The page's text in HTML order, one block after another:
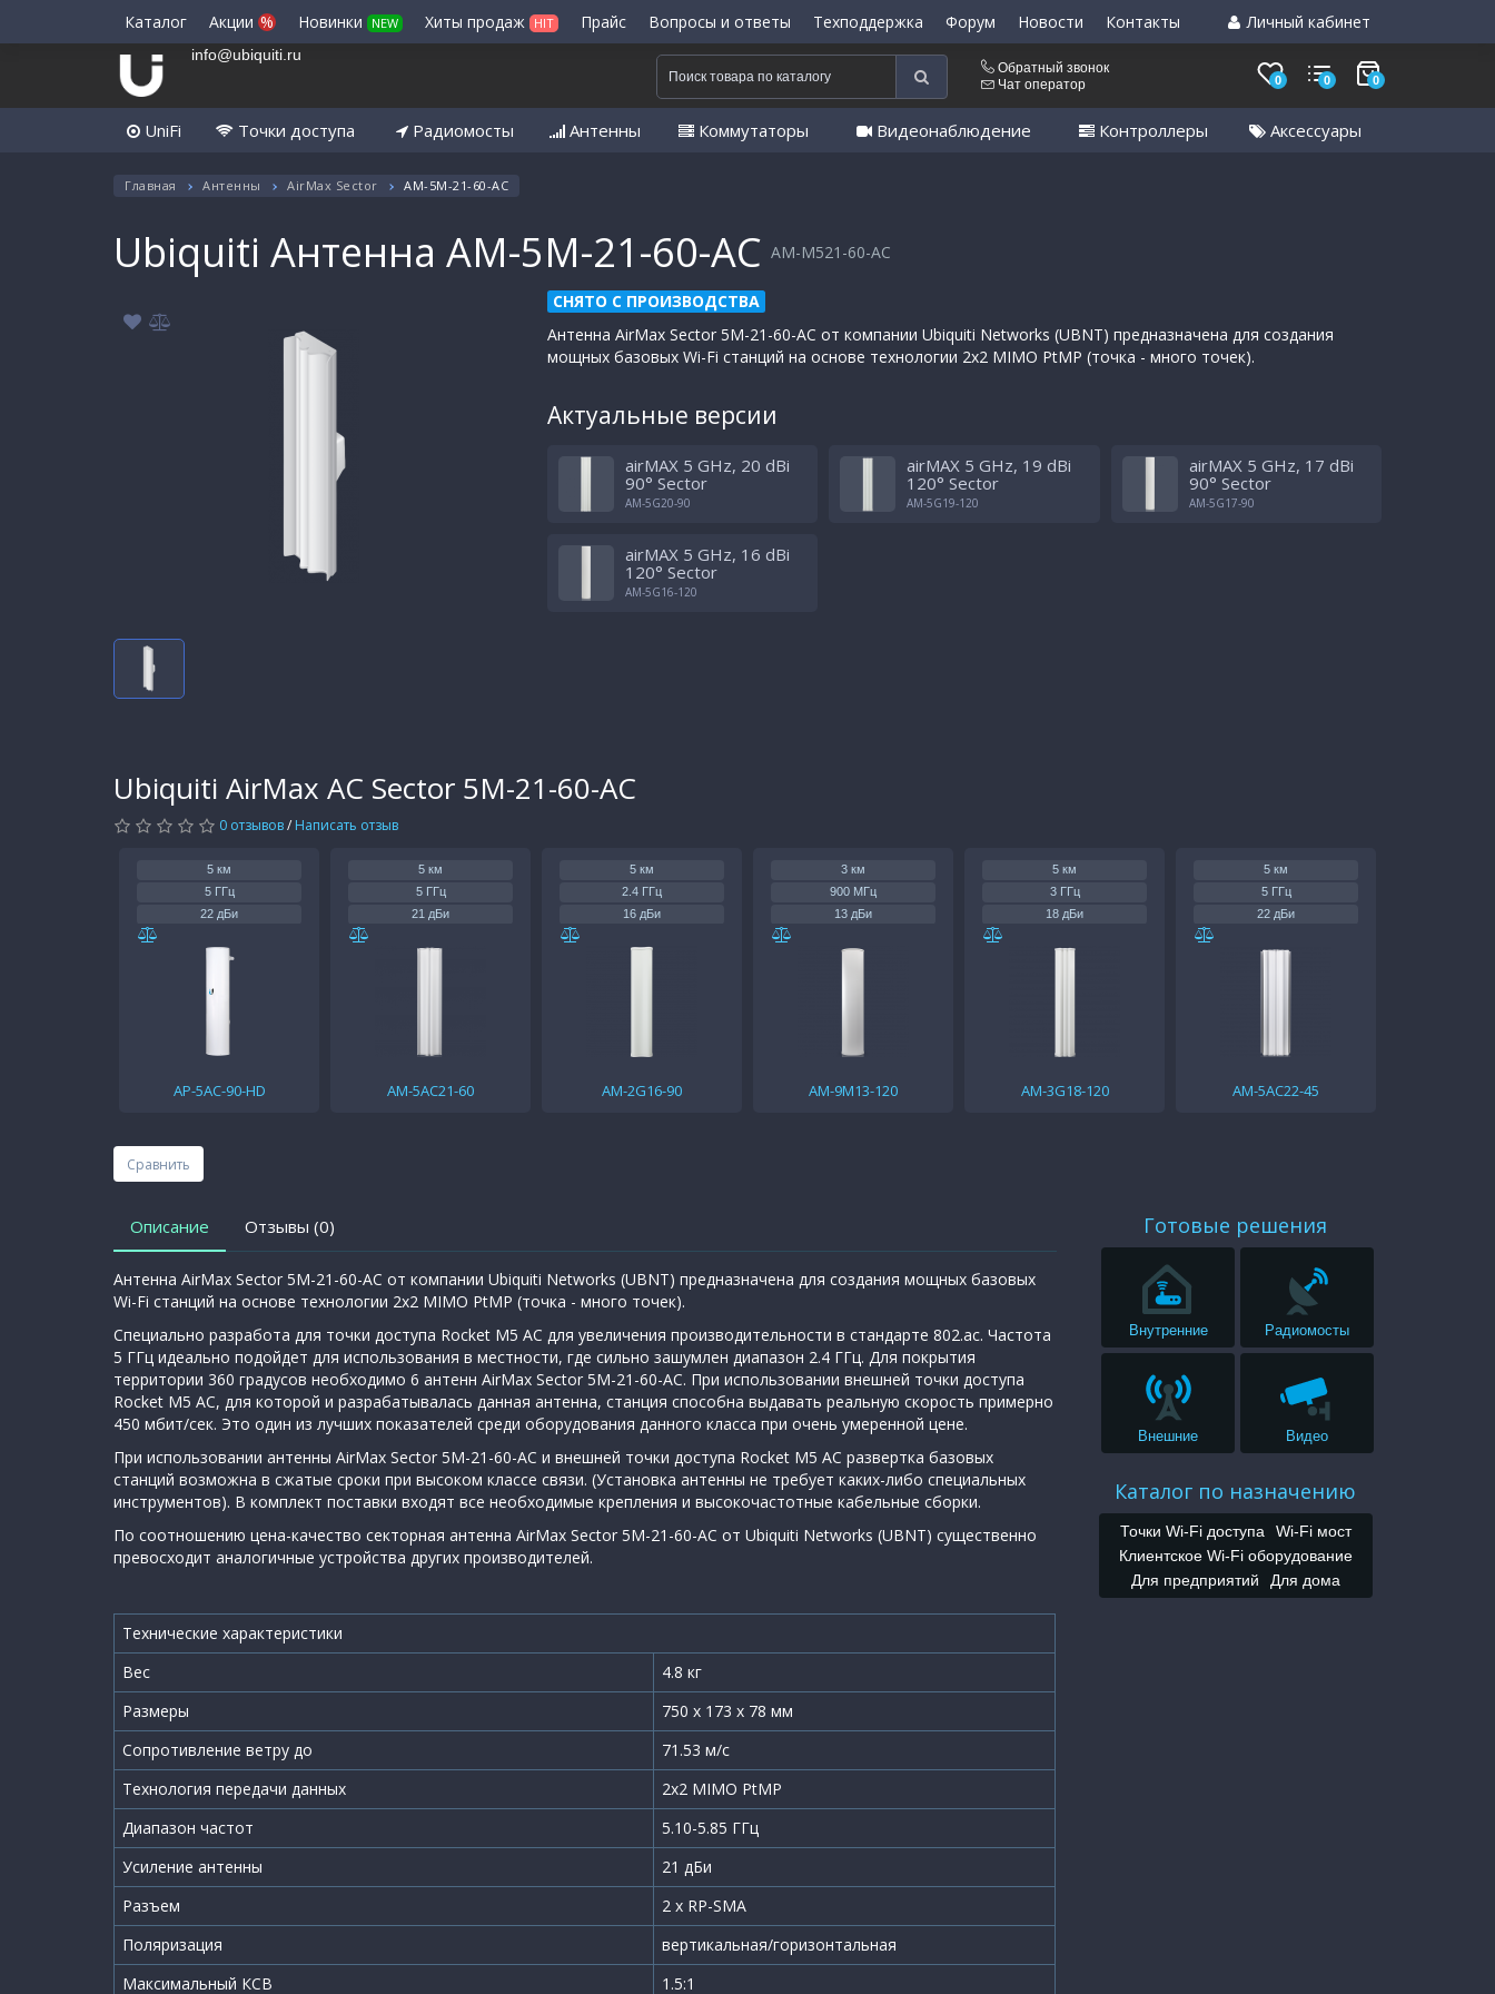
Каталог Акции % Новинки NEW Хиты продаж HIT Прайс Вопросы и ответы Техподдержка Форум Новости Контакты Личный кабинет
info@ubiquiti.ru
Обратный звонок
Чат оператор
0 0 0
UniFi Точки доступа Радиомосты Антенны Коммутаторы Видеонаблюдение Контроллеры Аксессуары
Главная Антенны AirMax Sector AM-5M-21-60-AC
Ubiquiti Антенна AM-5M-21-60-AC AM-M521-60-AC
СНЯТО С ПРОИЗВОДСТВА
Антенна AirMax Sector 5M-21-60-AC от компании Ubiquiti Networks (UBNT) предназначена для cоздания
мощных базовых Wi-Fi станций на основе технологии 2х2 MIMO PtMP (точка - много точек).
Актуальные версии
airMAX 5 GHz, 20 dBi
90° Sector
AM-5G20-90
airMAX 5 GHz, 19 dBi
120° Sector
AM-5G19-120
airMAX 5 GHz, 17 dBi
90° Sector
AM-5G17-90
airMAX 5 GHz, 16 dBi
120° Sector
AM-5G16-120
Ubiquiti AirMax AC Sector 5M-21-60-AC
0 отзывов/ Написать отзыв
5 км
5 ГГц
22 дБи
AP-5AC-90-HD
5 км
5 ГГц
21 дБи
AM-5AC21-60
5 км
2.4 ГГц
16 дБи
AM-2G16-90
3 км
900 МГц
13 дБи
AM-9M13-120
5 км
3 ГГц
18 дБи
AM-3G18-120
5 км
5 ГГц
22 дБи
AM-5AC22-45
Сравнить
Описание Отзывы (0)
Антенна AirMax Sector 5M-21-60-AC от компании Ubiquiti Networks (UBNT) предназначена для cоздания мощных базовых
Wi-Fi станций на основе технологии 2х2 MIMO PtMP (точка - много точек).
Специально разработа для точки доступа Rocket M5 AC для увеличения производительности в стандарте 802.ac. Частота
5 ГГц идеально подойдет для использования в местности, где сильно зашумлен диапазон 2.4 ГГц. Для покрытия
территории 360 градусов необходимо 6 антенн AirMax Sector 5M-21-60-AC. При использовании внешней точки доступа
Rocket M5 AC, для которой и разрабатывалась данная антенна, станция способна выдавать реальную скорость примерно
450 мбит/сек. Это один из лучших показателей среди оборудования данного класса при очень умеренной цене.
При использовании антенны AirMax Sector 5M-21-60-AC и внешней точки доступа Rocket M5 AC развертка базовых
станций возможна в сжатые сроки при высоком классе связи. (Установка антенны не требует каких-либо специальных
инструментов). В комплект поставки входят все необходимые крепления и высокочастотные кабельные сборки.
По соотношению цена-качество cекторная антенна AirMax Sector 5M-21-60-AC от Ubiquiti Networks (UBNT) существенно
превосходит аналогичные устройства других производителей.
Технические характеристики
Вес
4.8 кг
Размеры
750 x 173 x 78 мм
Сопротивление ветру до
71.53 м/с
Технология передачи данных
2х2 MIMO PtMP
Диапазон частот
5.10-5.85 ГГц
Усиление антенны
21 дБи
Разъем
2 x RP-SMA
Поляризация
вертикальная/горизонтальная
Максимальный КСВ
1.5:1
Готовые решения
Внутренние Радиомосты
Внешние Видео
Каталог по назначению
Точки Wi-Fi доступа
Wi-Fi мост
Клиентское Wi-Fi оборудование
Для предприятий
Для дома